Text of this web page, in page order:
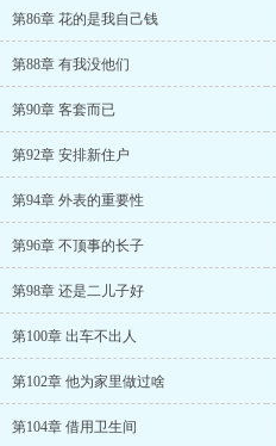
第86章 花的是我自己钱
第88章 有我没他们
第90章 客套而已
第92章 安排新住户
第94章 外表的重要性
第96章 不顶事的长子
第98章 还是二儿子好
第100章 出车不出人
第102章 他为家里做过啥
第104章 借用卫生间